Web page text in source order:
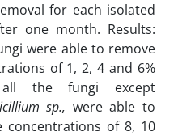
for each isolated
one month. Results:
were able to remove
of 1, 2, 4 and 6%
the fungi except
sp., were able to
concentrations of 8, 10